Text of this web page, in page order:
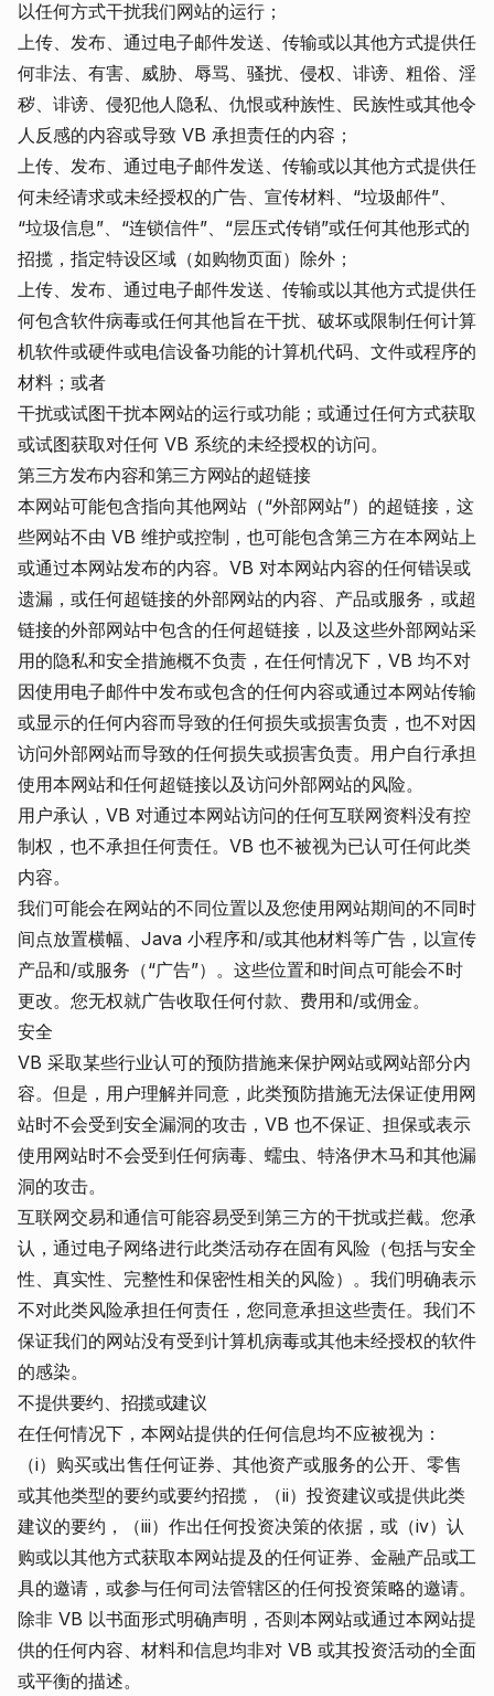
以任何方式干扰我们网站的运行；
上传、发布、通过电子邮件发送、传输或以其他方式提供任
何非法、有害、威胁、辱骂、骚扰、侵权、诽谤、粗俗、淫
秽、诽谤、侵犯他人隐私、仇恨或种族性、民族性或其他令
人反感的内容或导致 VB 承担责任的内容；
上传、发布、通过电子邮件发送、传输或以其他方式提供任
何未经请求或未经授权的广告、宣传材料、“垃圾邮件”、
“垃圾信息”、“连锁信件”、“层压式传销”或任何其他形式的
招揽，指定特设区域（如购物页面）除外；
上传、发布、通过电子邮件发送、传输或以其他方式提供任
何包含软件病毒或任何其他旨在干扰、破坏或限制任何计算
机软件或硬件或电信设备功能的计算机代码、文件或程序的
材料；或者
干扰或试图干扰本网站的运行或功能；或通过任何方式获取
或试图获取对任何 VB 系统的未经授权的访问。
第三方发布内容和第三方网站的超链接
本网站可能包含指向其他网站（“外部网站”）的超链接，这
些网站不由 VB 维护或控制，也可能包含第三方在本网站上
或通过本网站发布的内容。VB 对本网站内容的任何错误或
遗漏，或任何超链接的外部网站的内容、产品或服务，或超
链接的外部网站中包含的任何超链接，以及这些外部网站采
用的隐私和安全措施概不负责，在任何情况下，VB 均不对
因使用电子邮件中发布或包含的任何内容或通过本网站传输
或显示的任何内容而导致的任何损失或损害负责，也不对因
访问外部网站而导致的任何损失或损害负责。用户自行承担
使用本网站和任何超链接以及访问外部网站的风险。
用户承认，VB 对通过本网站访问的任何互联网资料没有控
制权，也不承担任何责任。VB 也不被视为已认可任何此类
内容。
我们可能会在网站的不同位置以及您使用网站期间的不同时
间点放置横幅、Java 小程序和/或其他材料等广告，以宣传
产品和/或服务（“广告”）。这些位置和时间点可能会不时
更改。您无权就广告收取任何付款、费用和/或佣金。
安全
VB 采取某些行业认可的预防措施来保护网站或网站部分内
容。但是，用户理解并同意，此类预防措施无法保证使用网
站时不会受到安全漏洞的攻击，VB 也不保证、担保或表示
使用网站时不会受到任何病毒、蠕虫、特洛伊木马和其他漏
洞的攻击。
互联网交易和通信可能容易受到第三方的干扰或拦截。您承
认，通过电子网络进行此类活动存在固有风险（包括与安全
性、真实性、完整性和保密性相关的风险）。我们明确表示
不对此类风险承担任何责任，您同意承担这些责任。我们不
保证我们的网站没有受到计算机病毒或其他未经授权的软件
的感染。
不提供要约、招揽或建议
在任何情况下，本网站提供的任何信息均不应被视为：
（i）购买或出售任何证券、其他资产或服务的公开、零售
或其他类型的要约或要约招揽，（ii）投资建议或提供此类
建议的要约，（iii）作出任何投资决策的依据，或（iv）认
购或以其他方式获取本网站提及的任何证券、金融产品或工
具的邀请，或参与任何司法管辖区的任何投资策略的邀请。
除非 VB 以书面形式明确声明，否则本网站或通过本网站提
供的任何内容、材料和信息均非对 VB 或其投资活动的全面
或平衡的描述。